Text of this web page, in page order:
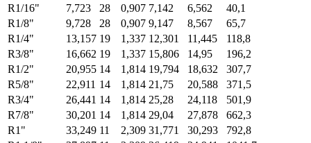
R1/16"
7,723 28 0,907 7,142 6,562
40,1
R1/8"
9,728 28 0,907 9,147 8,567
65,7
R1/4"
13,157 19 1,337 12,301 11,445
118,8
R3/8"
16,662 19 1,337 15,806 14,95
196,2
R1/2"
20,955 14 1,814 19,794 18,632
307,7
R5/8"
22,911 14 1,814 21,75 20,588
371,5
R3/4"
26,441 14 1,814 25,28 24,118
501,9
R7/8"
30,201 14 1,814 29,04 27,878
662,3
R1"
33,249 11 2,309 31,771 30,293
792,8